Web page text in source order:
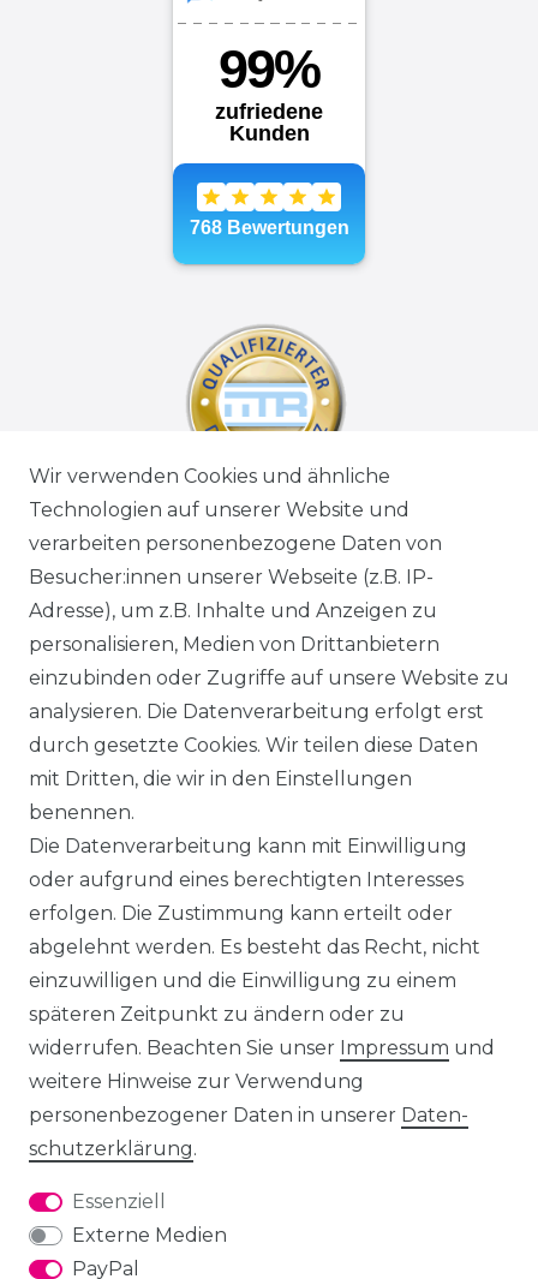
Wir verwenden Cookies und ähnliche
Technologien auf unserer Website und
verarbeiten personenbezogene Daten von
Besucher:innen unserer Webseite (z.B. IP-
Adresse), um z.B. Inhalte und Anzeigen zu
personalisieren, Medien von Drittanbietern
einzubinden oder Zugriffe auf unsere Website zu
analysieren. Die Datenverarbeitung erfolgt erst
durch gesetzte Cookies. Wir teilen diese Daten
mit Dritten, die wir in den Einstellungen
benennen.
Die Datenverarbeitung kann mit Einwilligung
oder aufgrund eines berechtigten Interesses
erfolgen. Die Zustimmung kann erteilt oder
abgelehnt werden. Es besteht das Recht, nicht
einzuwilligen und die Einwilligung zu einem
späteren Zeitpunkt zu ändern oder zu
widerrufen. Beachten Sie unser Impressum und
weitere Hinweise zur Verwendung
personenbezogener Daten in unserer Daten­
schutz­erklärung.
Essenziell
Externe Medien
PayPal